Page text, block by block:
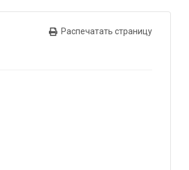
Распечатать страницу